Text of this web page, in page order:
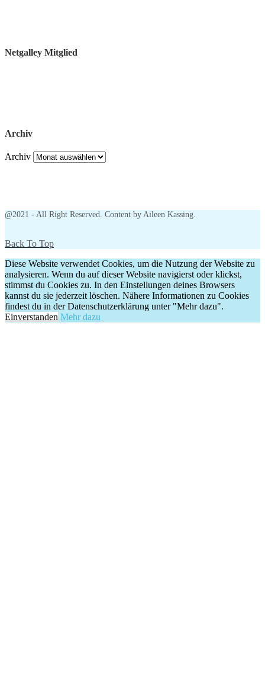
Netgalley Mitglied
Archiv
Archiv
@2021 - All Right Reserved. Content by Aileen Kassing.
Back To Top
Diese Website verwendet Cookies, um die Nutzung der Website zu
analysieren. Wenn du auf dieser Website navigierst oder klickst,
stimmst du Cookies zu. In den Einstellungen deines Browsers
kannst du sie jederzeit löschen. Nähere Informationen zu Cookies
findest du in der Datenschutzerklärung unter "Mehr dazu".
Einverstanden Mehr dazu